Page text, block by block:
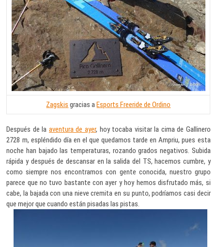
Zagskis gracias aEsports Freeride de Ordino
Después de la aventura de ayer, hoy tocaba visitar la cima de Gallinero
2728 m, espléndido día en el que quedamos tarde en Ampriu, pues esta
noche han bajado las temperaturas, rozando grados negativos. Subida
rápida y después de descansar en la salida del TS, hacemos cumbre, y
como siempre nos encontramos con gente conocida, nuestro grupo
parece que no tuvo bastante con ayer y hoy hemos disfrutado más, si
cabe, la bajada con una nieve cremita en su punto, podríamos casi decir
que mejor que cuando están pisadas las pistas.